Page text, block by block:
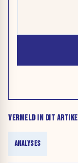
VERMELD IN DIT
ANALYSES